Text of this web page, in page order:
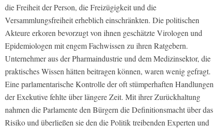
die Freiheit der Person, die Freizügigkeit und die
Versammlungsfreiheit erheblich einschränkten. Die politischen
Akteure erkoren bevorzugt von ihnen geschätzte Virologen und
Epidemiologen mit engem Fachwissen zu ihren Ratgebern.
Unternehmer aus der Pharmaindustrie und dem Medizinsektor, die
praktisches Wissen hätten beitragen können, waren wenig gefragt.
Eine parlamentarische Kontrolle der oft stümperhaften Handlungen
der Exekutive fehlte über längere Zeit. Mit ihrer Zurückhaltung
nahmen die Parlamente den Bürgern die Definitionsmacht über das
Risiko und überließen sie den die Politik treibenden Experten und